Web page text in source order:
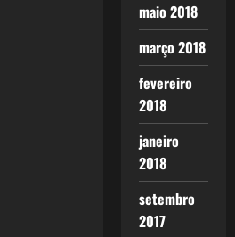
maio 2018
março 2018
fevereiro
2018
janeiro
2018
setembro
2017